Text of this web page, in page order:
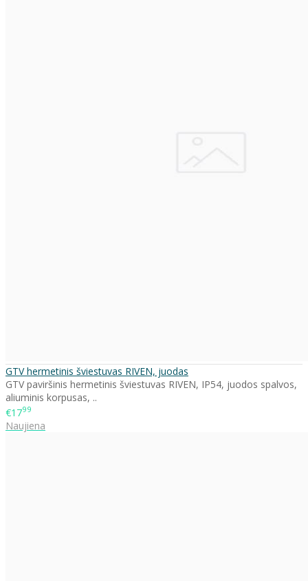
GTV hermetinis šviestuvas RIVEN, juodas
GTV paviršinis hermetinis šviestuvas RIVEN, IP54, juodos spalvos,
aliuminis korpusas, ..
€1799
Naujiena